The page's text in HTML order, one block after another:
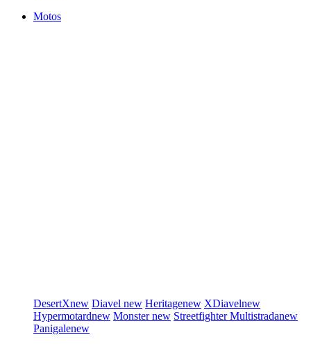
Motos
DesertXnew Diavel new Heritagenew XDiavelnew
Hypermotardnew Monsternew StreetfighterMultistradanew
Panigalenew